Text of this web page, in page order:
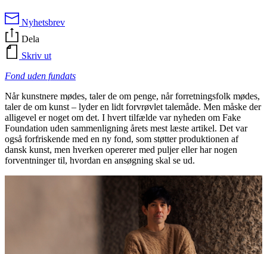
Nyhetsbrev
Dela
Skriv ut
Fond uden fundats
Når kunstnere mødes, taler de om penge, når forretningsfolk mødes,
taler de om kunst – lyder en lidt forvrøvlet talemåde. Men måske der
alligevel er noget om det. I hvert tilfælde var nyheden om Fake
Foundation uden sammenligning årets mest læste artikel. Det var
også forfriskende med en ny fond, som støtter produktionen af
dansk kunst, men hverken opererer med puljer eller har nogen
forventninger til, hvordan en ansøgning skal se ud.